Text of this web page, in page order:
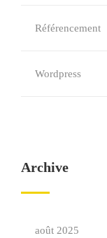
Référencement
Wordpress
Archive
août 2025